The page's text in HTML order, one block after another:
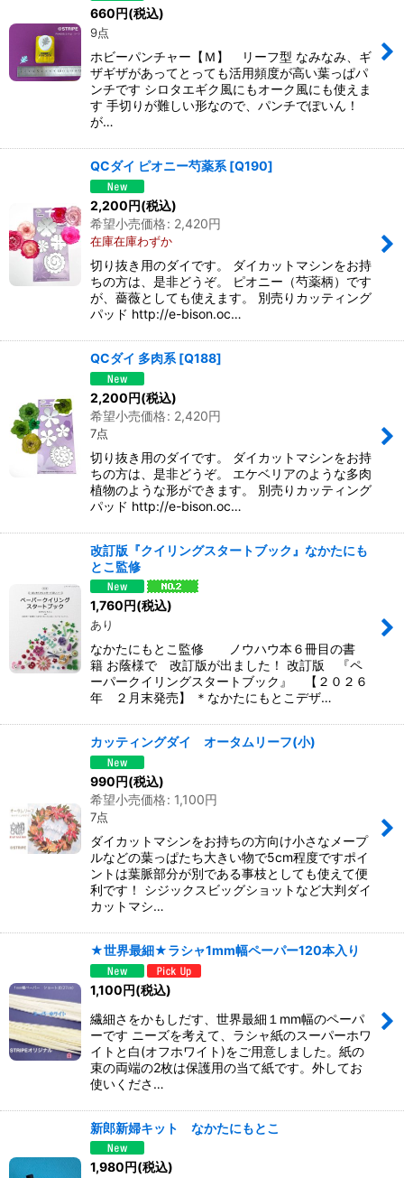
660円(税込)
9点
ホビーパンチャー【Ｍ】 リーフ型 なみなみ、ギ
ザギザがあってとっても活用頻度が高い葉っぱパ
ンチです シロタエギク風にもオーク風にも使えま
す 手切りが難しい形なので、パンチでぽいん！
が…
QCダイ ピオニー芍薬系 [Q190]
2,200円(税込)
希望小売価格: 2,420円
在庫在庫わずか
切り抜き用のダイです。 ダイカットマシンをお持
ちの方は、是非どうぞ。 ピオニー（芍薬柄）です
が、薔薇としても使えます。 別売りカッティング
パッド http://e-bison.oc…
QCダイ 多肉系 [Q188]
2,200円(税込)
希望小売価格: 2,420円
7点
切り抜き用のダイです。 ダイカットマシンをお持
ちの方は、是非どうぞ。 エケベリアのような多肉
植物のような形ができます。 別売りカッティング
パッド http://e-bison.oc…
改訂版『クイリングスタートブック』なかたにも
とこ監修
1,760円(税込)
あり
なかたにもとこ監修 ノウハウ本６冊目の書
籍 お蔭様で 改訂版が出ました！ 改訂版 『ペ
ーパークイリングスタートブック』 【２０２６
年 ２月末発売】 ＊なかたにもとこデザ…
カッティングダイ オータムリーフ(小)
990円(税込)
希望小売価格: 1,100円
7点
ダイカットマシンをお持ちの方向け小さなメープ
ルなどの葉っぱたち大きい物で5cm程度ですポイ
ントは葉脈部分が別である事枝としても使えて便
利です！ シジックスビッグショットなど大判ダイ
カットマシ…
★世界最細★ラシャ1mm幅ペーパー120本入り
1,100円(税込)
繊細さをかもしだす、世界最細１mm幅のペーパ
ーです ニーズを考えて、ラシャ紙のスーパーホワ
イトと白(オフホワイト)をご用意しました。紙の
束の両端の2枚は保護用の当て紙です。外してお
使いくださ…
新郎新婦キット なかたにもとこ
1,980円(税込)